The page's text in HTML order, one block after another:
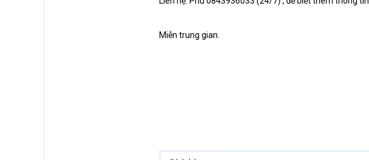
Miễn trung gian.